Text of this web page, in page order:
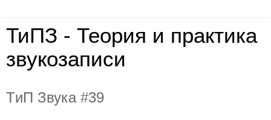
ТиПЗ - Теория и практика
звукозаписи
TиП Звука #39